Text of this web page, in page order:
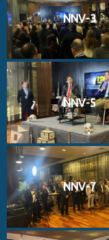
NNV-3
NNV-5
NNV-7